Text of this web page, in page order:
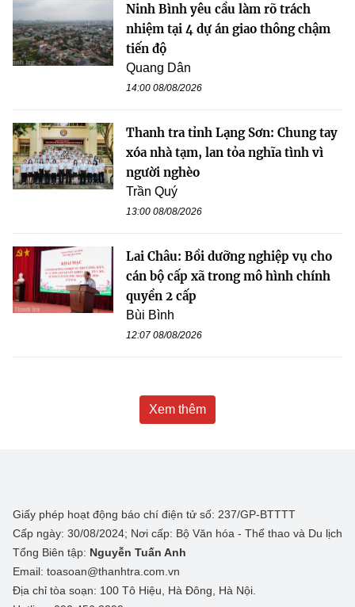
Ninh Bình yêu cầu làm rõ trách
nhiệm tại 4 dự án giao thông chậm
tiến độ
Quang Dân
14:00 08/08/2026
Thanh tra tỉnh Lạng Sơn: Chung tay
xóa nhà tạm, lan tỏa nghĩa tình vì
người nghèo
Trần Quý
13:00 08/08/2026
Lai Châu: Bồi dưỡng nghiệp vụ cho
cán bộ cấp xã trong mô hình chính
quyền 2 cấp
Bùi Bình
12:07 08/08/2026
Xem thêm
Giấy phép hoạt động báo chí điện tử số: 237/GP-BTTTT
Cấp ngày: 30/08/2024; Nơi cấp: Bộ Văn hóa - Thể thao và Du lịch
Tổng Biên tập: Nguyễn Tuấn Anh
Email: toasoan@thanhtra.com.vn
Địa chỉ tòa soạn: 100 Tô Hiệu, Hà Đông, Hà Nội.